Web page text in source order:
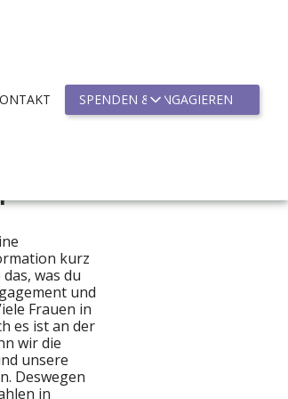
SPENDEN & ENGAGIEREN
kurz
was du
und
Frauen in
es ist an der
wir die
unsere
Deswegen
in